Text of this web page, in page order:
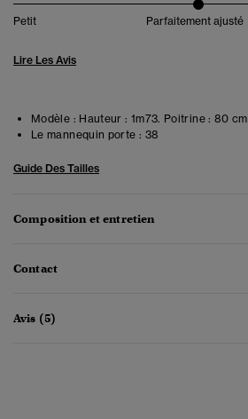
Petit Parfaitement ajusté
Lire Les Avis
Modèle : Hauteur : 1m73. Poitrine : 80 cm
Le mannequin porte : 38
Guide Des Tailles
Composition et entretien
Contact
Avis (5)